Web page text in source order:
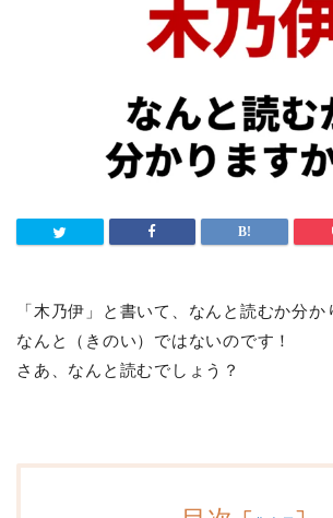
「木乃伊」と書いて、なんと読むか分か
なんと（きのい）ではないのです！
さあ、なんと読むでしょう？